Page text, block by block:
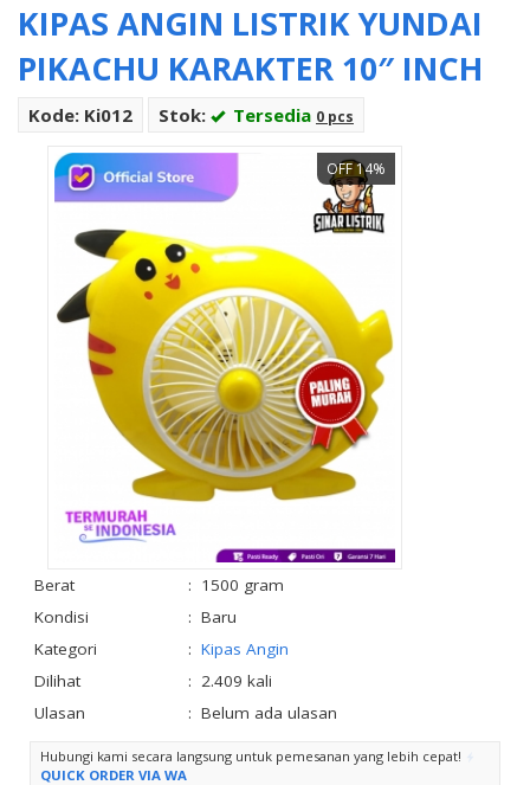
KIPAS ANGIN LISTRIK YUNDAI
PIKACHU KARAKTER 10″ INCH
Kode: Ki012 Stok: Tersedia 0 pcs
OFF 14%
Berat : 1500 gram
Kondisi
: Baru
Kategori
: Kipas Angin
Dilihat
: 2.409 kali
Ulasan
: Belum ada ulasan
Hubungi kami secara langsung untuk pemesanan yang lebih cepat!
QUICK ORDER VIA WA